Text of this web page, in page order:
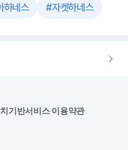
하네스 #자켓하네스
기반서비스 이용약관